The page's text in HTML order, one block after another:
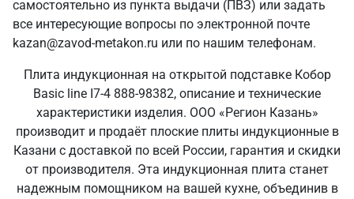
самостоятельно из пункта выдачи (ПВЗ) или задать
все интересующие вопросы по электронной почте
kazan@zavod-metakon.ru или по нашим телефонам.
Плита индукционная на открытой подставке Кобор
Basic line I7-4 888-98382, описание и технические
характеристики изделия. ООО «Регион Казань»
производит и продаёт плоские плиты индукционные в
Казани с доставкой по всей России, гарантия и скидки
от производителя. Эта индукционная плита станет
надежным помощником на вашей кухне, объединив в